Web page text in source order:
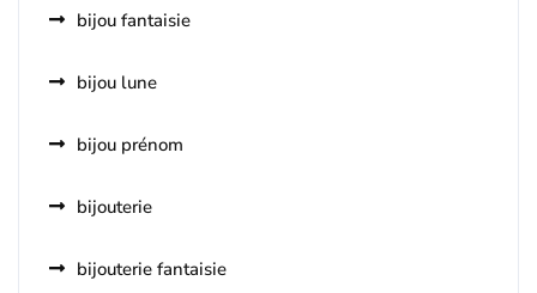
bijou fantaisie
bijou lune
bijou prénom
bijouterie
bijouterie fantaisie